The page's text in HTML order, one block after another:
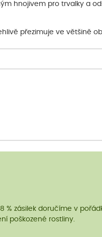
hnojivem pro trvalky a
přezimuje ve většině
% zásilek doručíme v
poškozené rostliny.